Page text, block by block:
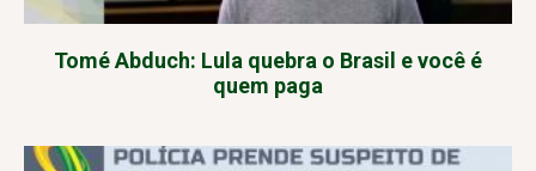
Tomé Abduch: Lula quebra o Brasil e você é
quem paga